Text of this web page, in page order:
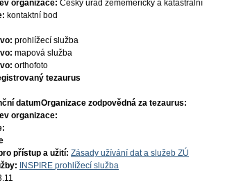
organizace: Český úřad zeměměřický a katastrální
kontaktní bod
prohlížecí služba
mapová služba
orthofoto
tezaurus
datumOrganizace zodpovědná za tezaurus:
organizace:
přístup a užití: Zásady užívání dat a služeb ZÚ
INSPIRE prohlížecí služba